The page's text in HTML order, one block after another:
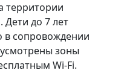
территории
Дети до 7 лет
в сопровождении
зоны
Wi-Fi.